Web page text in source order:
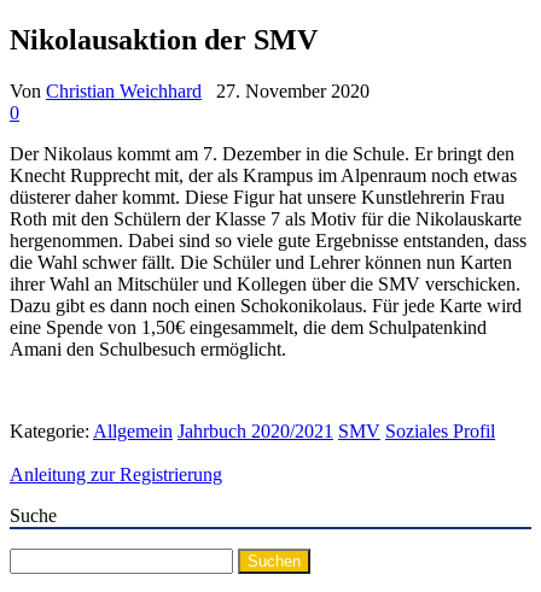
Nikolausaktion der SMV
Von Christian Weichhard
27. November 2020
0
Der Nikolaus kommt am 7. Dezember in die Schule. Er bringt den
Knecht Rupprecht mit, der als Krampus im Alpenraum noch etwas
düsterer daher kommt. Diese Figur hat unsere Kunstlehrerin Frau
Roth mit den Schülern der Klasse 7 als Motiv für die Nikolauskarte
hergenommen. Dabei sind so viele gute Ergebnisse entstanden, dass
die Wahl schwer fällt. Die Schüler und Lehrer können nun Karten
ihrer Wahl an Mitschüler und Kollegen über die SMV verschicken.
Dazu gibt es dann noch einen Schokonikolaus. Für jede Karte wird
eine Spende von 1,50€ eingesammelt, die dem Schulpatenkind
Amani den Schulbesuch ermöglicht.
Kategorie: Allgemein Jahrbuch 2020/2021 SMV Soziales Profil
Anleitung zur Registrierung
Suche
nach: